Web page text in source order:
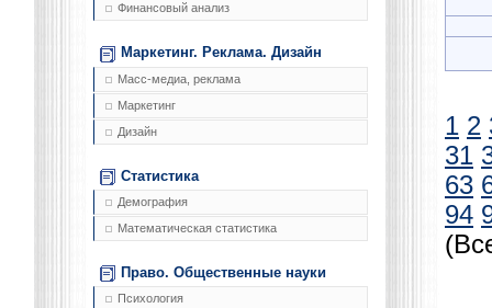
Финансовый анализ
Маркетинг. Реклама. Дизайн
Масс-медиа, реклама
Маркетинг
Дизайн
Статистика
Демография
Математическая статистика
Право. Общественные науки
Психология
1 2
31
63
94